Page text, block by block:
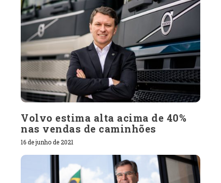
Volvo estima alta acima de 40%
nas vendas de caminhões
16 de junho de 2021